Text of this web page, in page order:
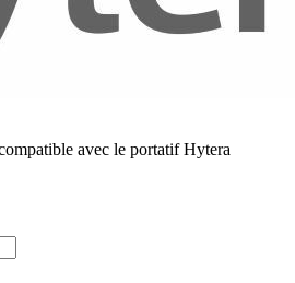
avec le portatif Hytera